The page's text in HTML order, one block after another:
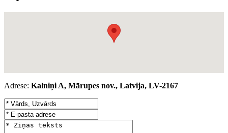
Adrese: Kalniņi A, Mārupes nov., Latvija, LV-2167